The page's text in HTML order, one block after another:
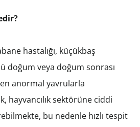
hastalığı, küçükbaş
doğum veya doğum sonrası
anormal yavrularla
hayvancılık sektörüne ciddi
bu nedenle hızlı tespit